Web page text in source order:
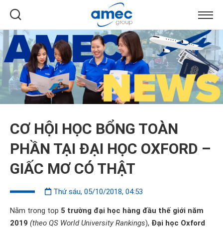
CƠ HỘI HỌC BỔNG TOÀN
PHẦN TẠI ĐẠI HỌC OXFORD –
GIẤC MƠ CÓ THẬT
Thứ sáu, 05/10/2018, 04:53
Nằm trong top 5 trường đại học hàng đầu thế giới năm
2019 (theo QS World University Rankings), Đại học Oxford